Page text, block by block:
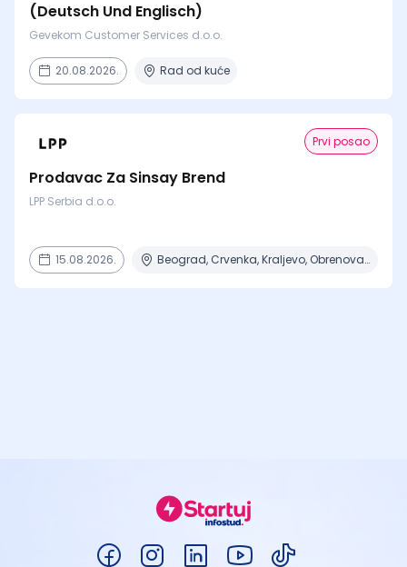
(Deutsch Und Englisch)
Gevekom Customer Services d.o.o.
20.08.2026. Rad od kuće
Prvi posao
Prodavac Za Sinsay Brend
LPP Serbia d.o.o.
15.08.2026. Beograd, Crvenka, Kraljevo, Obrenovac, Prokuplje + 5 mesta